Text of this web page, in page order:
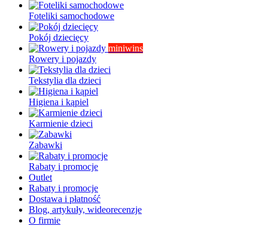
Foteliki samochodowe
Pokój dziecięcy
miniwins
Rowery i pojazdy
Tekstylia dla dzieci
Higiena i kąpiel
Karmienie dzieci
Zabawki
Rabaty i promocje
Outlet
Rabaty i promocje
Dostawa i płatność
Blog, artykuły, wideorecenzje
O firmie